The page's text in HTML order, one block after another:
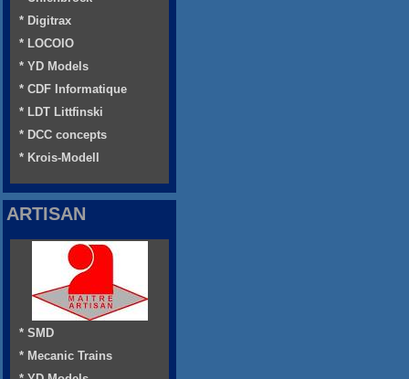
* Digitrax
* LOCOIO
* YD Models
* CDF Informatique
* LDT Littfinski
* DCC concepts
* Krois-Modell
ARTISAN
* SMD
* Mecanic Trains